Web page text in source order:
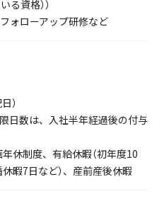
資格））
ォローアップ研修など
）
日数は、入社半年経過後の付与
休制度、有給休暇（初年度10
暇7日など）、産前産後休暇